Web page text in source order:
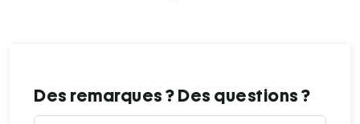
Des remarques ? Des questions ?